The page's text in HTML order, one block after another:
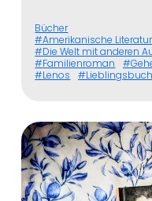
Bücher
Amerikanische Literatur
Die Welt mit anderen
Familienroman
Lenos